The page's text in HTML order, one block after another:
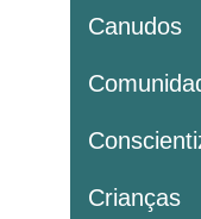
Canudos
Crianças